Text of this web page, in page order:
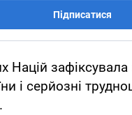
Підписатися
Націй
і серйозні